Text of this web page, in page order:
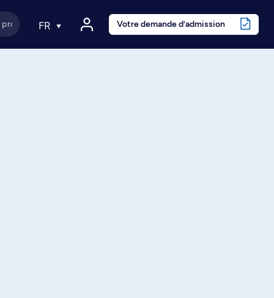
FR Votre demande d’admission